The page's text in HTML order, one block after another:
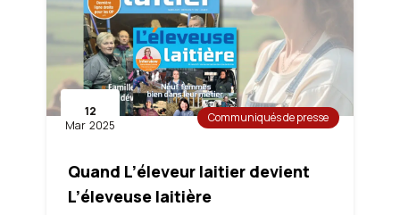
Quand L’éleveur laitier devient
L’éleveuse laitière
12
Mar 2025
Communiqués de presse